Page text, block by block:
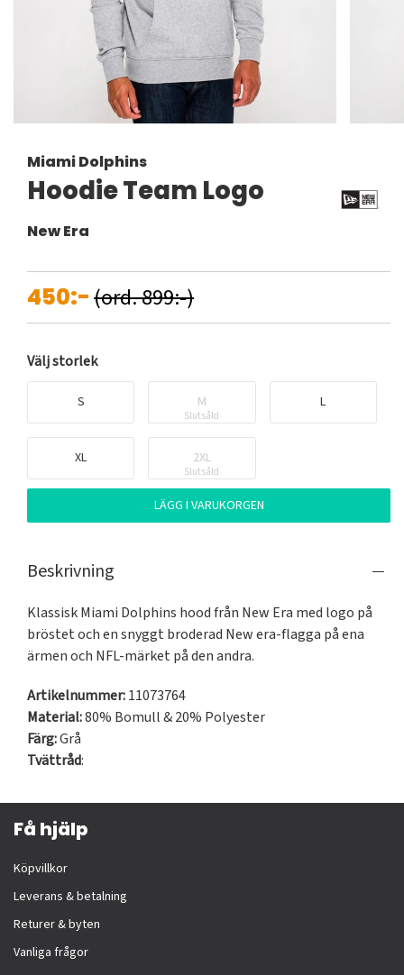
Miami Dolphins
Hoodie Team Logo
New Era
450:-(ord. 899:-)
Välj storlek
S M
Slutsåld
L
XL 2XL
Slutsåld
LÄGG I VARUKORGEN
Beskrivning
Klassisk Miami Dolphins hood från New Era med logo på
bröstet och en snyggt broderad New era-flagga på ena
ärmen och NFL-märket på den andra.
Artikelnummer:11073764
Material:80% Bomull & 20% Polyester
Färg:Grå
Tvättråd:
Få hjälp
Köpvillkor
Leverans & betalning
Returer & byten
Vanliga frågor